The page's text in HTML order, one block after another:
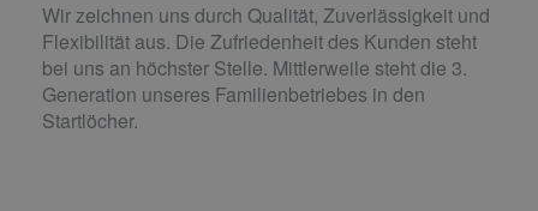
Wir zeichnen uns durch Qualität, Zuverlässigkeit und
Flexibilität aus. Die Zufriedenheit des Kunden steht
bei uns an höchster Stelle. Mittlerweile steht die 3.
Generation unseres Familienbetriebes in den
Startlöcher.